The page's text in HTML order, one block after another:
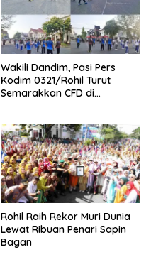
Wakili Dandim, Pasi Pers
Kodim 0321/Rohil Turut
Semarakkan CFD di
Rohil Raih Rekor Muri Dunia
Lewat Ribuan Penari Sapin
Bagan